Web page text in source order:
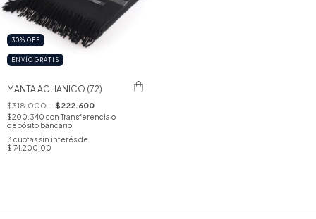
30% OFF
ENVÍO GRATIS
MANTA AGLIANICO (72)
$318.000 $222.600
$200.340 con Transferencia o
depósito bancario
3 cuotas sin interés de
$ 74.200,00